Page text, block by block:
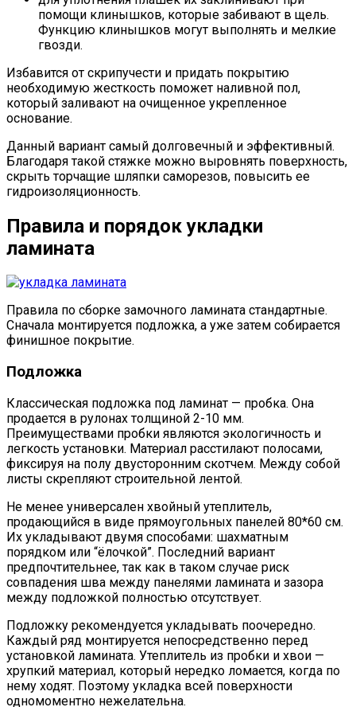
помощи клинышков, которые забивают в щель.
Функцию клинышков могут выполнять и мелкие
гвозди.
Избавится от скрипучести и придать покрытию
необходимую жесткость поможет наливной пол,
который заливают на очищенное укрепленное
основание.
Данный вариант самый долговечный и эффективный.
Благодаря такой стяжке можно выровнять поверхность,
скрыть торчащие шляпки саморезов, повысить ее
гидроизоляционность.
Правила и порядок укладки
ламината
Правила по сборке замочного ламината стандартные.
Сначала монтируется подложка, а уже затем собирается
финишное покрытие.
Подложка
Классическая подложка под ламинат — пробка. Она
продается в рулонах толщиной 2-10 мм.
Преимуществами пробки являются экологичность и
легкость установки. Материал расстилают полосами,
фиксируя на полу двусторонним скотчем. Между собой
листы скрепляют строительной лентой.
Не менее универсален хвойный утеплитель,
продающийся в виде прямоугольных панелей 80*60 см.
Их укладывают двумя способами: шахматным
порядком или “ёлочкой”. Последний вариант
предпочтительнее, так как в таком случае риск
совпадения шва между панелями ламината и зазора
между подложкой полностью отсутствует.
Подложку рекомендуется укладывать поочередно.
Каждый ряд монтируется непосредственно перед
установкой ламината. Утеплитель из пробки и хвои —
хрупкий материал, который нередко ломается, когда по
нему ходят. Поэтому укладка всей поверхности
одномоментно нежелательна.